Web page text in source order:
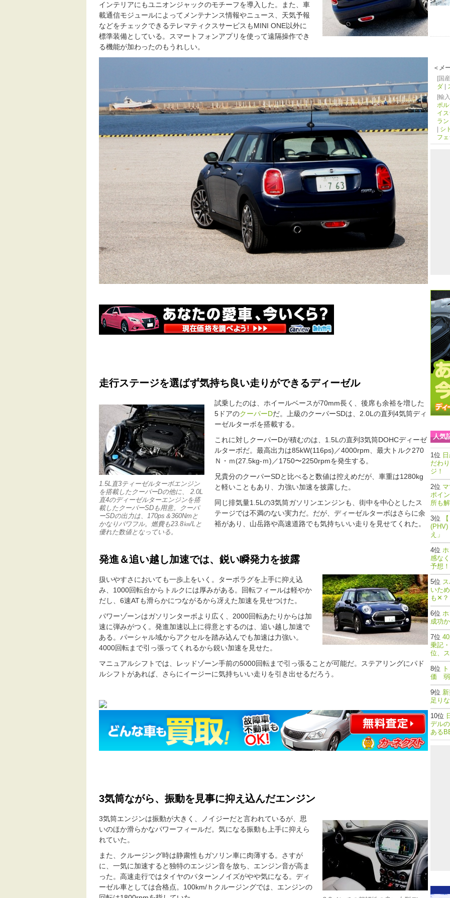
インテリアにもユニオンジャックのモチーフを導入した。また、車
載通信モジュールによってメンテナンス情報やニュース、天気予報
などをチェックできるテレマティクスサービスもMINI ONE以外に
標準装備としている。スマートフォンアプリを使って遠隔操作でき
る機能が加わったのもうれしい。
走行ステージを選ばず気持ち良い走りができるディーゼル
1.5L直3ティーゼルターボエンジン
を搭載したクーパーDの他に、 2.0L
直4のディーゼルターエンジンを搭
載したクーパーSDも用意。クーパ
ーSDの出力は、170ps＆360Nmと
かなりパワフル。燃費も23.8㎞/Lと
優れた数値となっている。
試乗したのは、ホイールベースが70mm長く、後席も余裕を増した
5ドアのクーパーDだ。上級のクーパーSDは、2.0Lの直列4気筒ディ
ーゼルターボを搭載する。
これに対しクーパーDが積むのは、1.5Lの直列3気筒DOHCディーゼ
ルターボだ。最高出力は85kW(116ps)／4000rpm、最大トルク270
Ｎ・ｍ(27.5kg-ｍ)／1750〜2250rpmを発生する。
兄貴分のクーパーSDと比べると数値は控えめだが、車重は1280kg
と軽いこともあり、力強い加速を披露した。
同じ排気量1.5Lの3気筒ガソリンエンジンも、街中を中心としたス
テージでは不満のない実力だ。だが、ディーゼルターボはさらに余
裕があり、山岳路や高速道路でも気持ちいい走りを見せてくれた。
発進＆追い越し加速では、鋭い瞬発力を披露
扱いやすさにおいても一歩上をいく。ターボラグを上手に抑え込
み、1000回転台からトルクには厚みがある。回転フィールは軽やか
だし、6速ATも滑らかにつながるから冴えた加速を見せつけた。
パワーゾーンはガソリンターボより広く、2000回転あたりからは加
速に弾みがつく。発進加速以上に得意とするのは、追い越し加速で
ある。パーシャル域からアクセルを踏み込んでも加速は力強い。
4000回転まで引っ張ってくれるから鋭い加速を見せた。
マニュアルシフトでは、レッドゾーン手前の5000回転まで引っ張ることが可能だ。ステアリングにパド
ルシフトがあれば、さらにイージーに気持ちいい走りを引き出せるだろう。
3気筒ながら、振動を見事に抑え込んだエンジン
3気筒エンジンは振動が大きく、ノイジーだと言われているが、思
いのほか滑らかなパワーフィールだ。気になる振動も上手に抑えら
れていた。
また、クルージング時は静粛性もガソリン車に肉薄する。さすが
に、一気に加速すると独特のエンジン音を放ち、エンジン音が高ま
った。高速走行ではタイヤのパターンノイズがやや気になる。ディ
ーゼル車としては合格点。100km/ｈクルージングでは、エンジンの
＜メ
[国
ダ
[輸
ポ
イ
ラ
シ
フ
人気
だわ
ジ！
ポイ
所も
(PHV)
え」
感な
予想！
いた
も✕？
成功
乗記
位、
価 弱
足り
デル
ある